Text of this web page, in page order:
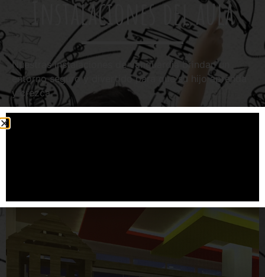
Instalaciones del aula
Nuestras instalaciones de vanguardia brindan un
entorno seguro y divertido para que su hijo aprenda
y crezca.